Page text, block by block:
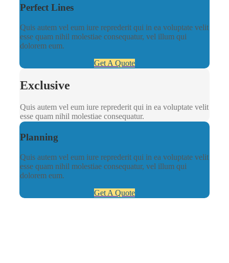
Perfect Lines
Quis autem vel eum iure reprederit qui in ea voluptate velit
esse quam nihil molestiae consequatur, vel illum qui
dolorem eum.
Get A Quote
Exclusive
Quis autem vel eum iure reprederit qui in ea voluptate velit
esse quam nihil molestiae consequatur.
Planning
Quis autem vel eum iure reprederit qui in ea voluptate velit
esse quam nihil molestiae consequatur, vel illum qui
dolorem eum.
Get A Quote